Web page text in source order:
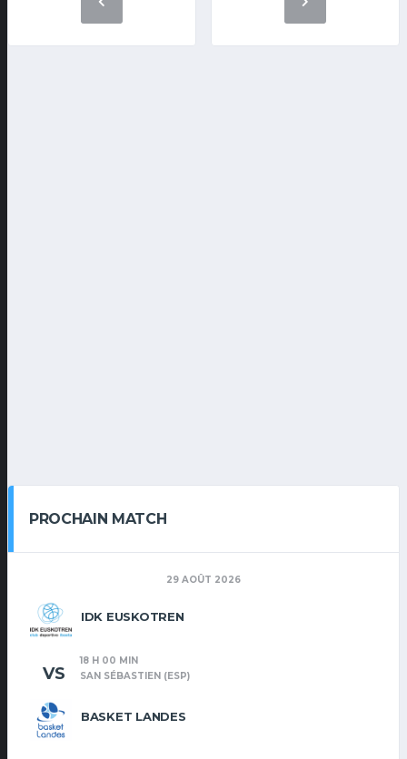
PROCHAIN MATCH
29 AOÛT 2026
IDK EUSKOTREN
BASKET LANDES
VS
18 H 00 MIN
SAN SÉBASTIEN (ESP)